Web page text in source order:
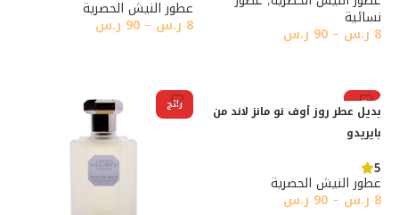
نسائية
8 ر.س –
90 ر.س
عطور النيش الحصرية
8 ر.س –
90 ر.س
رائج
بديل عطر روز أوف نو مانز لاند من
بايريدو
5
عطور النيش الحصرية
8 ر.س –
90 ر.س
رائج